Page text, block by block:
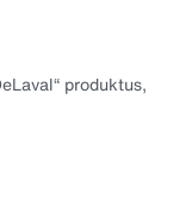
produktus,